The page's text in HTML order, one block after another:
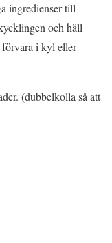
ingredienser till
och häll
förvara i kyl eller
(dubbelkolla så att